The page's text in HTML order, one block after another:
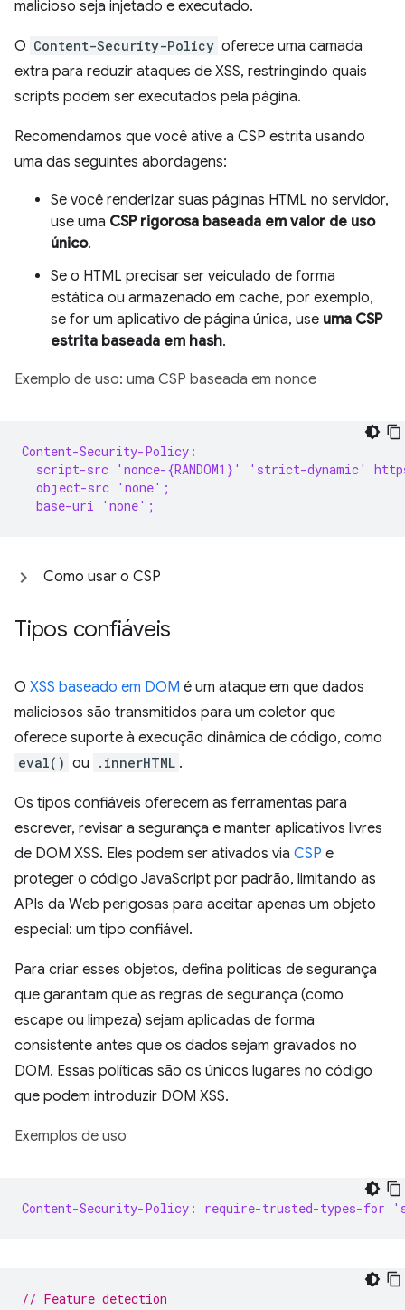
malicioso seja injetado e executado.
O Content-Security-Policy oferece uma camada
extra para reduzir ataques de XSS, restringindo quais
scripts podem ser executados pela página.
Recomendamos que você ative a CSP estrita usando
uma das seguintes abordagens:
Se você renderizar suas páginas HTML no servidor,
use uma CSP rigorosa baseada em valor de uso
único.
Se o HTML precisar ser veiculado de forma
estática ou armazenado em cache, por exemplo,
se for um aplicativo de página única, use uma CSP
estrita baseada em hash.
Exemplo de uso: uma CSP baseada em nonce
Content-Security-Policy:
script-src 'nonce-{RANDOM1}' 'strict-dynamic'
  object-src 'none';
  base-uri 'none';
Como usar o CSP
Tipos confiáveis
O XSS baseado em DOM é um ataque em que dados
maliciosos são transmitidos para um coletor que
oferece suporte à execução dinâmica de código, como
eval() ou .innerHTML .
Os tipos confiáveis oferecem as ferramentas para
escrever, revisar a segurança e manter aplicativos livres
de DOM XSS. Eles podem ser ativados via CSP e
proteger o código JavaScript por padrão, limitando as
APIs da Web perigosas para aceitar apenas um objeto
especial: um tipo confiável.
Para criar esses objetos, defina políticas de segurança
que garantam que as regras de segurança (como
escape ou limpeza) sejam aplicadas de forma
consistente antes que os dados sejam gravados no
DOM. Essas políticas são os únicos lugares no código
que podem introduzir DOM XSS.
Exemplos de uso
Content-Security-Policy: require-trusted-types-for
// Feature detection